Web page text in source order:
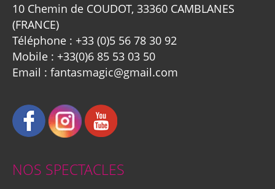
10 Chemin de COUDOT, 33360 CAMBLANES
(FRANCE)
Téléphone : +33 (0)5 56 78 30 92
Mobile : +33(0)6 85 53 03 50
Email : fantasmagic@gmail.com
NOS SPECTACLES